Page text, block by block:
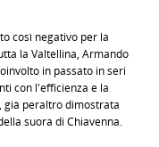
così negativo per la
la Valtellina, Armando
in passato in seri
con l'efficienza e la
già peraltro dimostrata
suora di Chiavenna.